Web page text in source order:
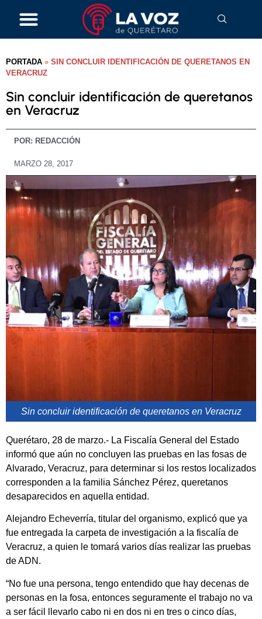
PORTADA » SIN CONCLUIR IDENTIFICACIÓN DE QUERETANOS EN
VERACRUZ
Sin concluir identificación de queretanos
en Veracruz
POR: REDACCIÓN
MARZO 28, 2017
Sin concluir identificación de queretanos en Veracruz
Querétaro, 28 de marzo.- La Fiscalía General del Estado
informó que aún no concluyen las pruebas en las fosas de
Alvarado, Veracruz, para determinar si los restos localizados
corresponden a la familia Sánchez Pérez, queretanos
desaparecidos en aquella entidad.
Alejandro Echeverría, titular del organismo, explicó que ya
fue entregada la carpeta de investigación a la fiscalía de
Veracruz, a quien le tomará varios días realizar las pruebas
de ADN.
“No fue una persona, tengo entendido que hay decenas de
personas en la fosa, entonces seguramente el trabajo no va
a ser fácil llevarlo cabo ni en dos ni en tres o cinco días,